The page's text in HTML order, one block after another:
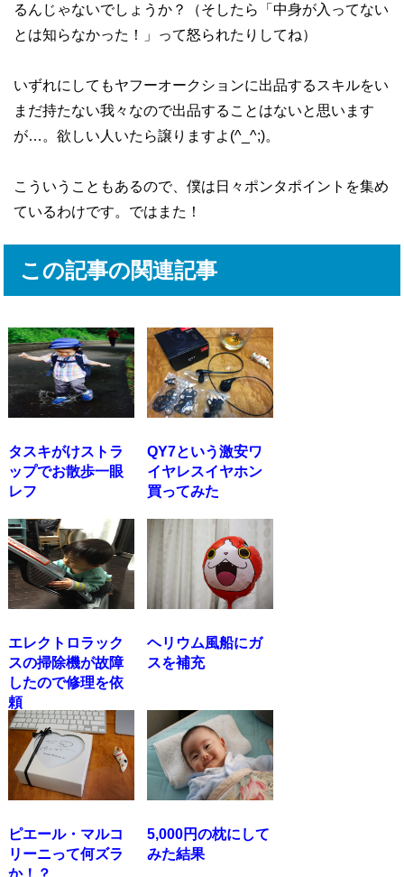
るんじゃないでしょうか？（そしたら「中身が入ってない
とは知らなかった！」って怒られたりしてね）
いずれにしてもヤフーオークションに出品するスキルをい
まだ持たない我々なので出品することはないと思います
が…。欲しい人いたら譲りますよ(^_^;)。
こういうこともあるので、僕は日々ポンタポイントを集め
ているわけです。ではまた！
この記事の関連記事
タスキがけストラ
ップでお散歩一眼
レフ
QY7という激安ワ
イヤレスイヤホン
買ってみた
エレクトロラック
スの掃除機が故障
したので修理を依
頼
ヘリウム風船にガ
スを補充
ピエール・マルコ
リーニって何ズラ
か！？
5,000円の枕にして
みた結果